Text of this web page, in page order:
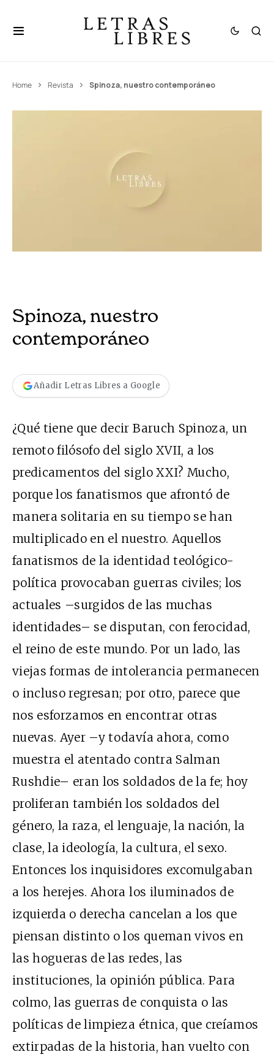
Home Revista Spinoza, nuestro contemporáneo
Spinoza, nuestro
contemporáneo
Añadir Letras Libres a Google
¿Qué tiene que decir Baruch Spinoza, un
remoto filósofo del siglo XVII, a los
predicamentos del siglo XXI? Mucho,
porque los fanatismos que afrontó de
manera solitaria en su tiempo se han
multiplicado en el nuestro. Aquellos
fanatismos de la identidad teológico-
política provocaban guerras civiles; los
actuales –surgidos de las muchas
identidades– se disputan, con ferocidad,
el reino de este mundo. Por un lado, las
viejas formas de intolerancia permanecen
o incluso regresan; por otro, parece que
nos esforzamos en encontrar otras
nuevas. Ayer –y todavía ahora, como
muestra el atentado contra Salman
Rushdie– eran los soldados de la fe; hoy
proliferan también los soldados del
género, la raza, el lenguaje, la nación, la
clase, la ideología, la cultura, el sexo.
Entonces los inquisidores excomulgaban
a los herejes. Ahora los iluminados de
izquierda o derecha cancelan a los que
piensan distinto o los queman vivos en
las hogueras de las redes, las
instituciones, la opinión pública. Para
colmo, las guerras de conquista o las
políticas de limpieza étnica, que creíamos
extirpadas de la historia, han vuelto con